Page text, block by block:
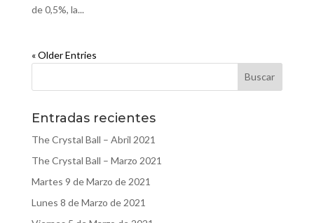
de 0,5%, la...
« Older Entries
Entradas recientes
The Crystal Ball – Abril 2021
The Crystal Ball – Marzo 2021
Martes 9 de Marzo de 2021
Lunes 8 de Marzo de 2021